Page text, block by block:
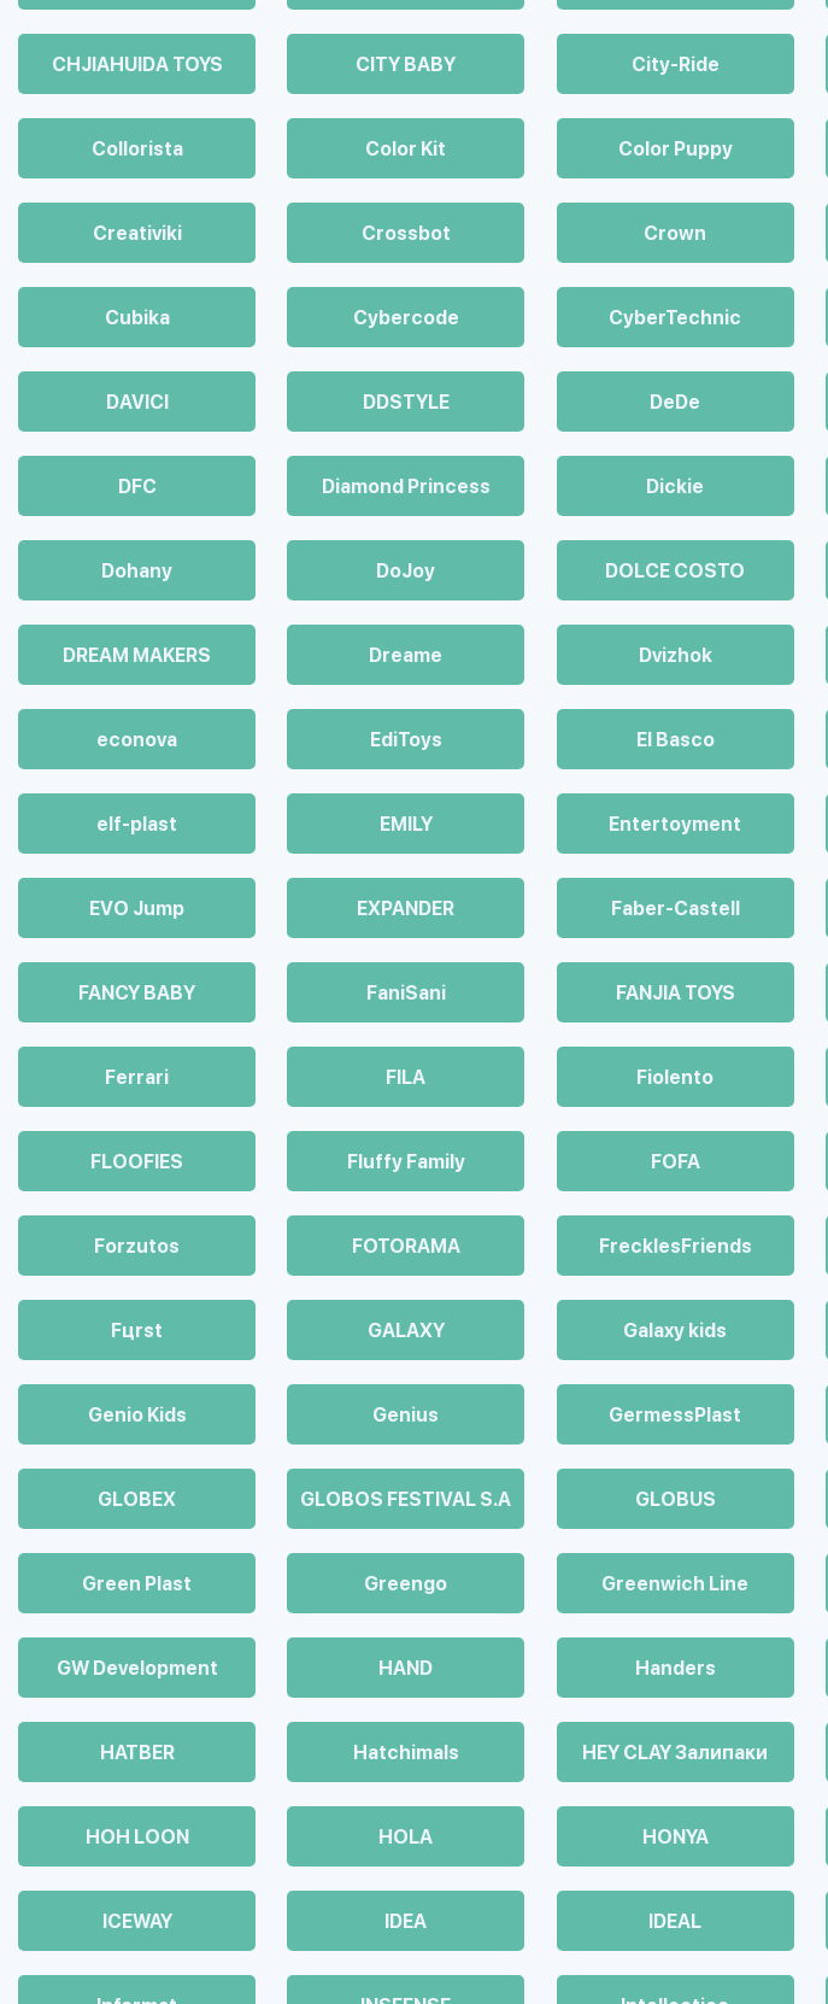
CHJIAHUIDA TOYS CITY BABY City-Ride
Collorista Color Kit Color Puppy
Creativiki Crossbot Crown
Cubika Cybercode CyberTechnic
DAVICI DDSTYLE DeDe
DFC Diamond Princess Dickie
Dohany DoJoy DOLCE COSTO
DREAM MAKERS Dreame Dvizhok
econova EdiToys El Basco
elf-plast EMILY Entertoyment
EVO Jump EXPANDER Faber-Castell
FANCY BABY FaniSani FANJIA TOYS
Ferrari FILA Fiolento
FLOOFIES Fluffy Family FOFA
Forzutos FOTORAMA FrecklesFriends
Fцrst GALAXY Galaxy kids
Genio Kids Genius GermessPlast
GLOBEX GLOBOS FESTIVAL S.A GLOBUS
Green Plast Greengo Greenwich Line
GW Development HAND Handers
HATBER Hatchimals HEY CLAY Залипаки
HOH LOON HOLA HONYA
ICEWAY IDEA IDEAL